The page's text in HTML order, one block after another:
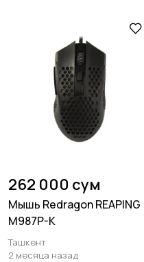
262 000 сум
Мышь Redragon REAPING
M987P-K
Ташкент
2 месяца назад